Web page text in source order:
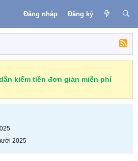
Đăng nhập Đăng ký
kiếm tiền đơn giản miễn phí
2025